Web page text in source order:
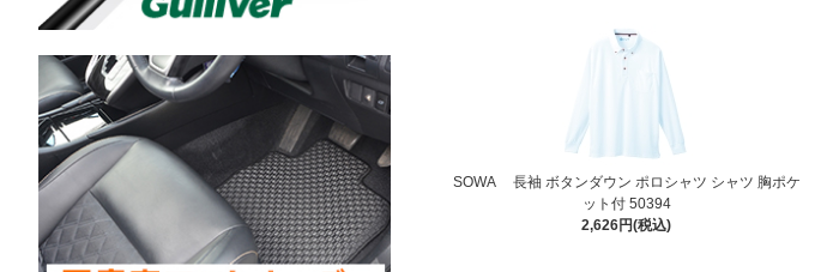
SOWA 長袖 ボタンダウン ポロシャツ シャツ 胸ポケ
ット付 50394
2,626円(税込)